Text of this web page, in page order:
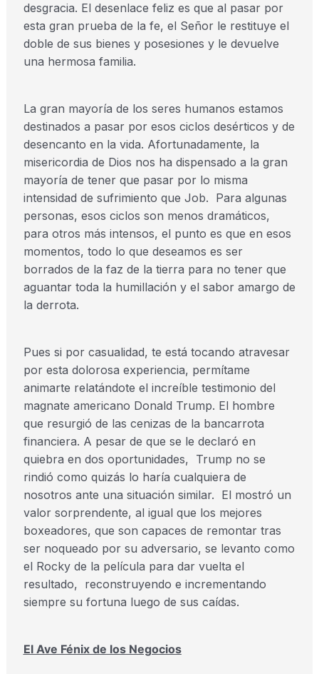
desgracia. El desenlace feliz es que al pasar por
esta gran prueba de la fe, el Señor le restituye el
doble de sus bienes y posesiones y le devuelve
una hermosa familia.
La gran mayoría de los seres humanos estamos
destinados a pasar por esos ciclos desérticos y de
desencanto en la vida. Afortunadamente, la
misericordia de Dios nos ha dispensado a la gran
mayoría de tener que pasar por lo misma
intensidad de sufrimiento que Job. Para algunas
personas, esos ciclos son menos dramáticos,
para otros más intensos, el punto es que en esos
momentos, todo lo que deseamos es ser
borrados de la faz de la tierra para no tener que
aguantar toda la humillación y el sabor amargo de
la derrota.
Pues si por casualidad, te está tocando atravesar
por esta dolorosa experiencia, permítame
animarte relatándote el increíble testimonio del
magnate americano Donald Trump. El hombre
que resurgió de las cenizas de la bancarrota
financiera. A pesar de que se le declaró en
quiebra en dos oportunidades, Trump no se
rindió como quizás lo haría cualquiera de
nosotros ante una situación similar. El mostró un
valor sorprendente, al igual que los mejores
boxeadores, que son capaces de remontar tras
ser noqueado por su adversario, se levanto como
el Rocky de la película para dar vuelta el
resultado, reconstruyendo e incrementando
siempre su fortuna luego de sus caídas.
El Ave Fénix de los Negocios